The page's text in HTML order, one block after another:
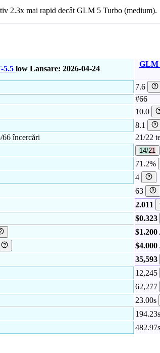
2.3x mai rapid decât GLM 5 Turbo (medium).
5.5 low Lansare: 2026-04-24
GLM
7.6
#66
10.0
8.1
66 încercări 21/22
14/21
71.2%
4
63
2.011
$0.323
$1.200
$4.000
35,593
12,245
62,277
23.00s
194.23s
482.97s